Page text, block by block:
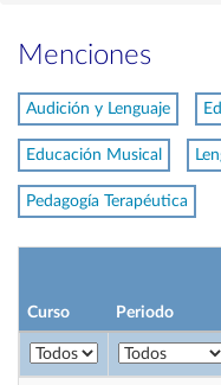
Menciones
Audición y Lenguaje
Educación Musical
Pedagogía Terapéutica
Curso Periodo